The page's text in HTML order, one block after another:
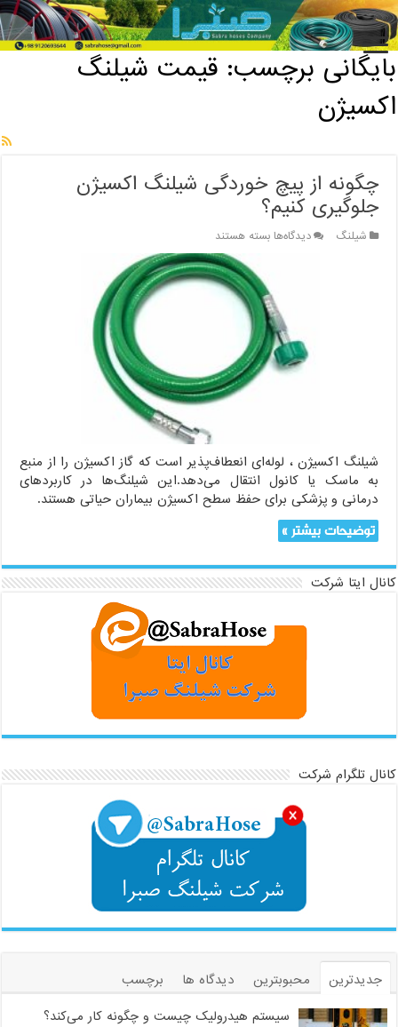
خانه / بایگانی برچسب: قیمت شیلنگ اکسیژن
بایگانی برچسب:قیمت شیلنگ
اکسیژن
چگونه از پیچ خوردگی شیلنگ اکسیژن
جلوگیری کنیم؟
شیلنگ دیدگاه‌هابرای
پیچ
خوردگی
شیلنگ
اکسیژن
جلوگیری
کنیم؟
بسته هستند
شیلنگ اکسیژن ، لوله‌ای انعطاف‌پذیر است که گاز اکسیژن را از منبع
به ماسک یا کانول انتقال می‌دهد.این شیلنگ‌ها در کاربردهای
درمانی و پزشکی برای حفظ سطح اکسیژن بیماران حیاتی هستند.
توضیحات بیشتر »
کانال ایتا شرکت
کانال تلگرام شرکت
جدیدترین محبوبترین دیدگاه ها
برچسب
سیستم هیدرولیک چیست و چگونه کار می‌کند؟